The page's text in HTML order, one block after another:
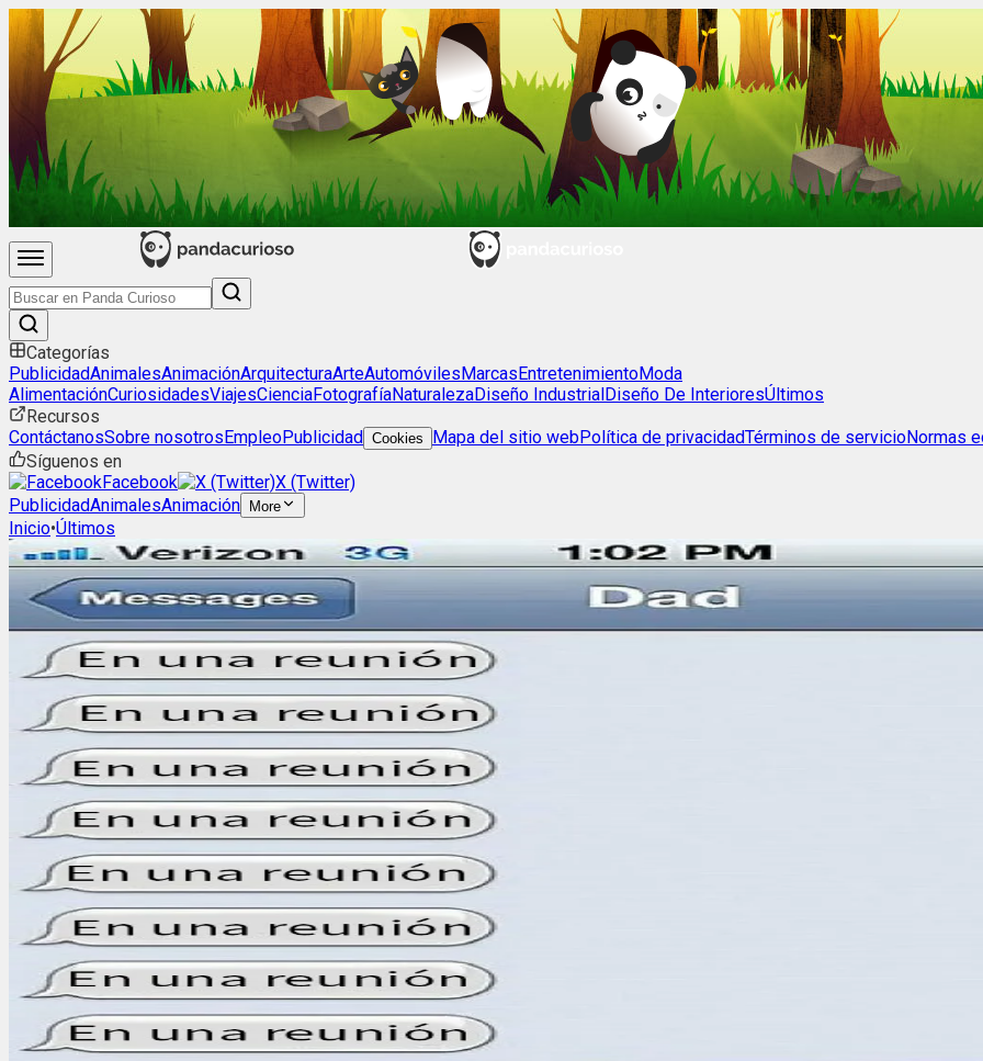
Categorías
PublicidadAnimalesAnimaciónArquitecturaArteAutomóvilesMarcasEntretenimientoModa
AlimentaciónCuriosidadesViajesCienciaFotografíaNaturalezaDiseño IndustrialDiseño De InterioresÚltimos
Recursos
ContáctanosSobre nosotrosEmpleoPublicidad Cookies Mapa del sitio webPolítica de privacidadTérminos de servicioNormas
Síguenos en
Facebook
X (Twitter)
PublicidadAnimalesAnimación More
Inicio•Últimos